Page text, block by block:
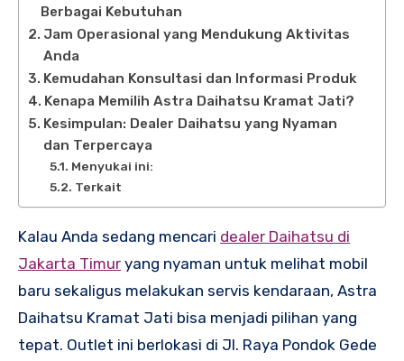
Berbagai Kebutuhan
Jam Operasional yang Mendukung Aktivitas
Anda
Kemudahan Konsultasi dan Informasi Produk
Kenapa Memilih Astra Daihatsu Kramat Jati?
Kesimpulan: Dealer Daihatsu yang Nyaman
dan Terpercaya
Menyukai ini:
Terkait
Kalau Anda sedang mencari dealer Daihatsu di
Jakarta Timur yang nyaman untuk melihat mobil
baru sekaligus melakukan servis kendaraan, Astra
Daihatsu Kramat Jati bisa menjadi pilihan yang
tepat. Outlet ini berlokasi di Jl. Raya Pondok Gede